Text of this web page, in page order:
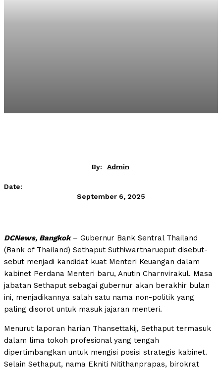
By: Admin
Date:
September 6, 2025
DCNews, Bangkok– Gubernur Bank Sentral Thailand
(Bank of Thailand) Sethaput Suthiwartnarueput disebut-
sebut menjadi kandidat kuat Menteri Keuangan dalam
kabinet Perdana Menteri baru, Anutin Charnvirakul. Masa
jabatan Sethaput sebagai gubernur akan berakhir bulan
ini, menjadikannya salah satu nama non-politik yang
paling disorot untuk masuk jajaran menteri.
Menurut laporan harian Thansettakij, Sethaput termasuk
dalam lima tokoh profesional yang tengah
dipertimbangkan untuk mengisi posisi strategis kabinet.
Selain Sethaput, nama Ekniti Nitithanprapas, birokrat